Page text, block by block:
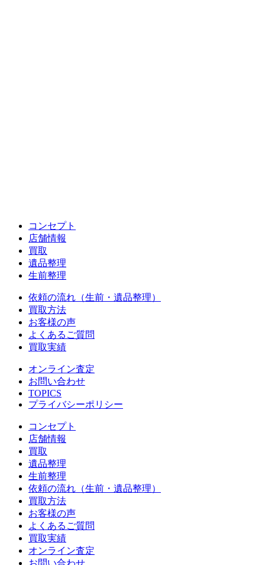
コンセプト
店舗情報
買取
遺品整理
生前整理
依頼の流れ（生前・遺品整理）
買取方法
お客様の声
よくあるご質問
買取実績
オンライン査定
お問い合わせ
TOPICS
プライバシーポリシー
コンセプト
店舗情報
買取
遺品整理
生前整理
依頼の流れ（生前・遺品整理）
買取方法
お客様の声
よくあるご質問
買取実績
オンライン査定
お問い合わせ